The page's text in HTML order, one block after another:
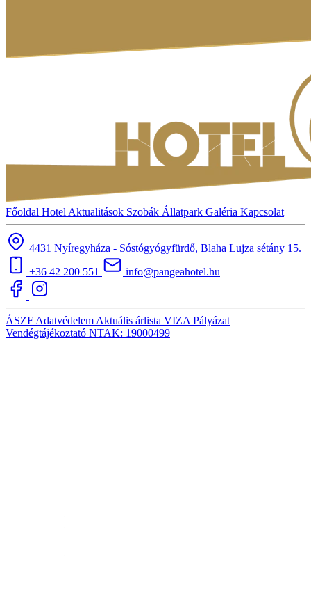
Főoldal Hotel Aktualitások Szobák Állatpark Galéria Kapcsolat
4431 Nyíregyháza - Sóstógyógyfürdő, Blaha Lujza sétány 15.
+36 42 200 551
info@pangeahotel.hu
ÁSZF Adatvédelem Aktuális árlista VIZA Pályázat
Vendégtájékoztató NTAK: 19000499